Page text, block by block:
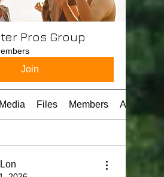
Pros Group
Join
Media Files Members About